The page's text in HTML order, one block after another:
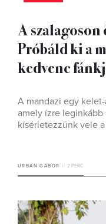
A szalagoson
Próbáld ki a
kedvenc
A mandazi egy
amely ízre leginkább
kísérletezzünk vele
URBÁN GÁBOR 2 PERC